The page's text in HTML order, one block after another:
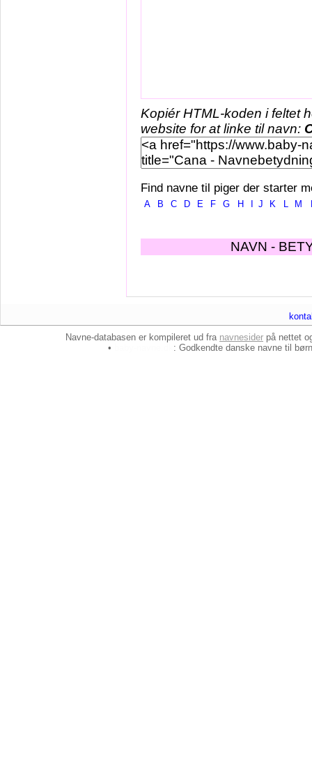
Kopiér HTML-koden i feltet
website for at linke til navn:
Find navne til piger der starter
A B C D E F G H J K L M
NAVN -
Navne-databasen er kompileret ud fra navnesider på nettet
•
: Godkendte danske navne til børn